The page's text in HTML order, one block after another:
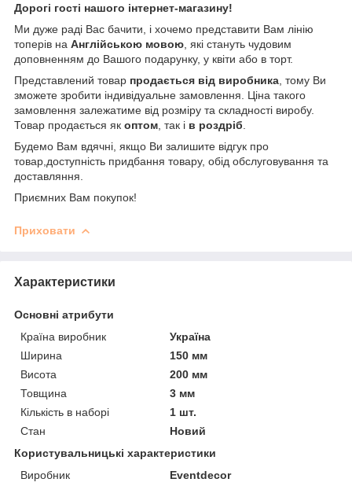
Дорогі гості нашого інтернет-магазину!
Ми дуже раді Вас бачити, і хочемо представити Вам лінію
топерів на Англійською мовою , які стануть чудовим
доповненням до Вашого подарунку, у квіти або в торт.
Представлений товар продається від виробника , тому Ви
зможете зробити індивідуальне замовлення. Ціна такого
замовлення залежатиме від розміру та складності виробу.
Товар продається як оптом , так і в роздріб
Будемо Вам вдячні, якщо Ви залишите відгук про
товар,доступність придбання товару, обід обслуговування та
доставляння.
Приємних Вам покупок!
Приховати
Характеристики
Основні атрибути
Країна виробник
Україна
Ширина
150 мм
Висота
200 мм
Товщина
3 мм
Кількість в наборі
1 шт.
Стан
Новий
Користувальницькі характеристики
Виробник
Eventdecor